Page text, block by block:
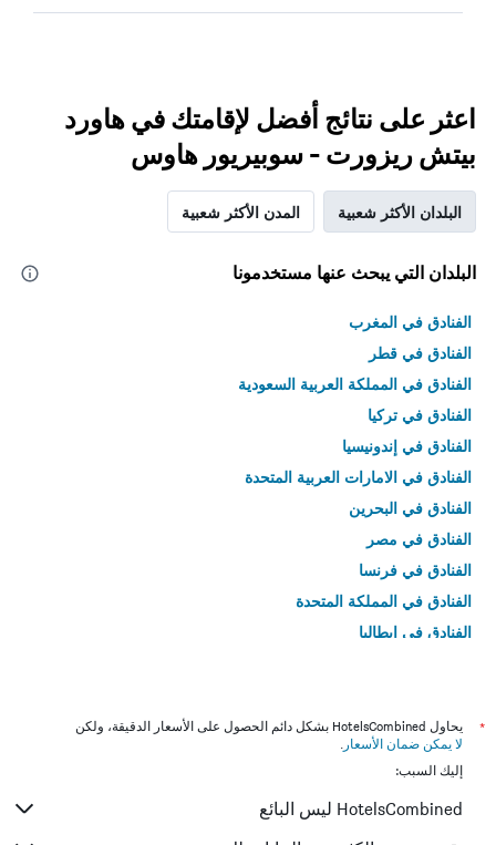
اعثر على نتائج أفضل لإقامتك في هاورد
بيتش ريزورت - سوبيريور هاوس
البلدان الأكثر شعبية المدن الأكثر شعبية
البلدان التي يبحث عنها مستخدمونا
الفنادق في المغرب
الفنادق في قطر
الفنادق في المملكة العربية السعودية
الفنادق في تركيا
الفنادق في إندونيسيا
الفنادق في الامارات العربية المتحدة
الفنادق في البحرين
الفنادق في مصر
الفنادق في فرنسا
الفنادق في المملكة المتحدة
الفنادق في إيطاليا
*
يحاول HotelsCombined بشكل دائم الحصول على الأسعار الدقيقة، ولكن
لا يمكن ضمان الأسعار .
إليك السبب:
HotelsCombined ليس البائع